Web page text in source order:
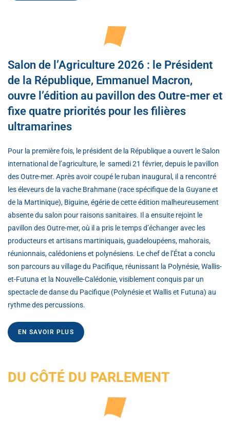
Salon de l’Agriculture 2026 : le Président
de la République, Emmanuel Macron,
ouvre l’édition au pavillon des Outre-mer et
fixe quatre priorités pour les filières
ultramarines
Pour la première fois, le président de la République a ouvert le Salon
international de l’agriculture, le samedi 21 février, depuis le pavillon
des Outre-mer. Après avoir coupé le ruban inaugural, il a rencontré
les éleveurs de la vache Brahmane (race spécifique de la Guyane et
de la Martinique), Biguine, égérie de cette édition malheureusement
absente du salon pour raisons sanitaires. Il a ensuite rejoint le
pavillon des Outre-mer, où il a pris le temps d’échanger avec les
producteurs et artisans martiniquais, guadeloupéens, mahorais,
réunionnais, calédoniens et polynésiens. Le chef de l’État a conclu
son parcours au village du Pacifique, réunissant la Polynésie, Wallis-
et-Futuna et la Nouvelle-Calédonie, visiblement conquis par un
spectacle de danse du Pacifique (Polynésie et Wallis et Futuna) au
rythme des percussions.
EN SAVOIR PLUS
DU CÔTÉ DU PARLEMENT